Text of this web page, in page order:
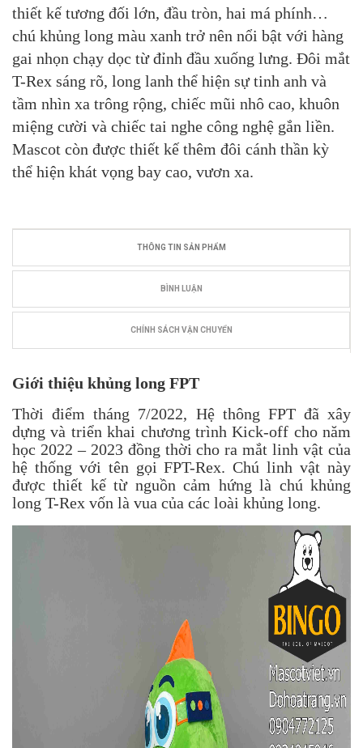
thiết kế tương đối lớn, đầu tròn, hai má phính…
chú khủng long màu xanh trở nên nổi bật với hàng
gai nhọn chạy dọc từ đỉnh đầu xuống lưng. Đôi mắt
T-Rex sáng rõ, long lanh thể hiện sự tinh anh và
tầm nhìn xa trông rộng, chiếc mũi nhô cao, khuôn
miệng cười và chiếc tai nghe công nghệ gắn liền.
Mascot còn được thiết kế thêm đôi cánh thần kỳ
thể hiện khát vọng bay cao, vươn xa.
THÔNG TIN SẢN PHẨM
BÌNH LUẬN
CHÍNH SÁCH VẬN CHUYỂN
Giới thiệu khủng long FPT
Thời điểm tháng 7/2022, Hệ thông FPT đã xây
dựng và triển khai chương trình Kick-off cho năm
học 2022 – 2023 đồng thời cho ra mắt linh vật của
hệ thống với tên gọi FPT-Rex. Chú linh vật này
được thiết kế từ nguồn cảm hứng là chú khủng
long T-Rex vốn là vua của các loài khủng long.